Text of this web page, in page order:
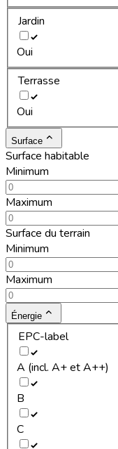
Jardin
Oui
Terrasse
Oui
Surface
Surface habitable
Minimum
Maximum
Surface du terrain
Minimum
Maximum
Énergie
EPC-label
A (incl. A+ et A++)
B
C